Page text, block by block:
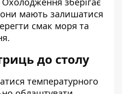
мають залишатися
смак моря та
до столу
температурного